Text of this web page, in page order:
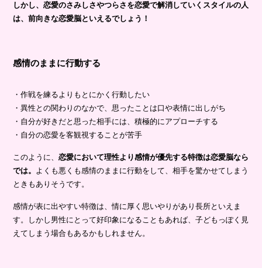
しかし、恋愛のさみしさやつらさを恋愛で解消していくスタイルの人
は、前向きな恋愛脳といえるでしょう！
感情のままに行動する
・作戦を練るよりもとにかく行動したい
・異性との関わりのなかで、思ったことは口や表情に出しがち
・自分が好きだと思った相手には、積極的にアプローチする
・自分の恋愛を客観視することが苦手
このように、恋愛において理性より感情が優先する特徴は恋愛脳なら
では。 よくも悪くも感情のままに行動をして、相手を驚かせてしまう
ときもありそうです。
感情が表に出やすい特徴は、情に厚く思いやりがあり長所といえま
す。しかし男性にとって好印象になることもあれば、子どもっぽく見
えてしまう場合もあるかもしれません。